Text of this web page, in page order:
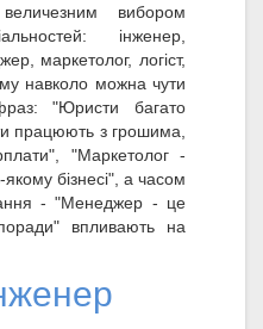
вибором
інженер,
маркетолог, логіст,
навколо можна чути
"Юристи багато
працюють з грошима,
"Маркетолог -
бізнесі", а часом
- "Менеджер - це
впливають на